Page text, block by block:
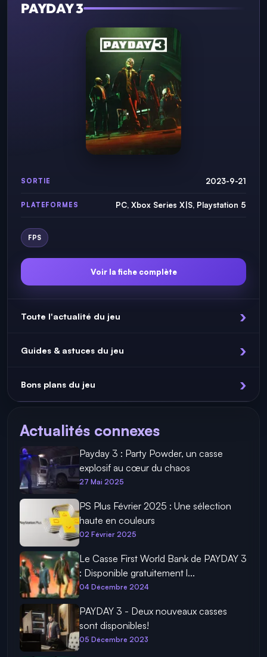
PAYDAY 3
SORTIE 2023-9-21
PLATEFORMES PC, Xbox Series X|S, Playstation 5
FPS
Voir la fiche complète
Toute l'actualité du jeu
Guides & astuces du jeu
Bons plans du jeu
Actualités connexes
Payday 3 : Party Powder, un casse
explosif au cœur du chaos
27 Mai 2025
PS Plus Février 2025 : Une sélection
haute en couleurs
02 Février 2025
Le Casse First World Bank de PAYDAY 3
: Disponible gratuitement l...
04 Décembre 2024
PAYDAY 3 - Deux nouveaux casses
sont disponibles!
05 Décembre 2023